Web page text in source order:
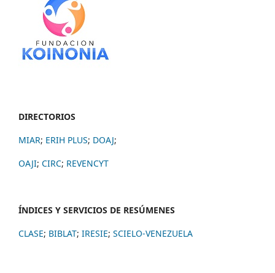
DIRECTORIOS
MIAR; ERIH PLUS; DOAJ;
OAJI; CIRC; REVENCYT
ÍNDICES Y SERVICIOS DE RESÚMENES
CLASE; BIBLAT; IRESIE; SCIELO-VENEZUELA